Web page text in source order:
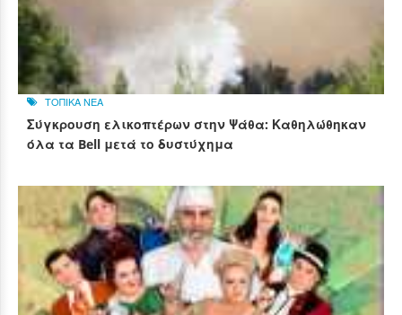
ΤΟΠΙΚΑ ΝΕΑ
Σύγκρουση ελικοπτέρων στην Ψάθα: Καθηλώθηκαν
όλα τα Bell μετά το δυστύχημα